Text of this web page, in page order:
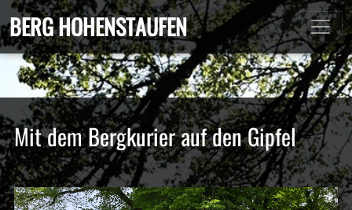
BERG HOHENSTAUFEN
Mit dem Bergkurier auf den Gipfel